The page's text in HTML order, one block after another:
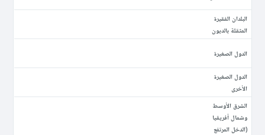
البلدان الفقيرة
المثقلة بالديون
الدول الصغيرة
الدول الصغيرة
الأخرى
الشرق الأوسط
وشمال أفريقيا
(الدخل المرتفع